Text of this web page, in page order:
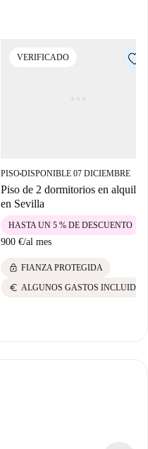
VERIFICADO
PISO■DISPONIBLE 07 DICIEMBRE
Piso de 2 dormitorios en alquiler
en Sevilla
900 €/al mes
HASTA UN 5 % DE DESCUENTO
lock FIANZA PROTEGIDA
euro ALGUNOS GASTOS INCLUIDOS